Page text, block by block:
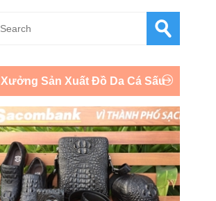
Xưởng Sản Xuất Đồ Da Cá Sấu